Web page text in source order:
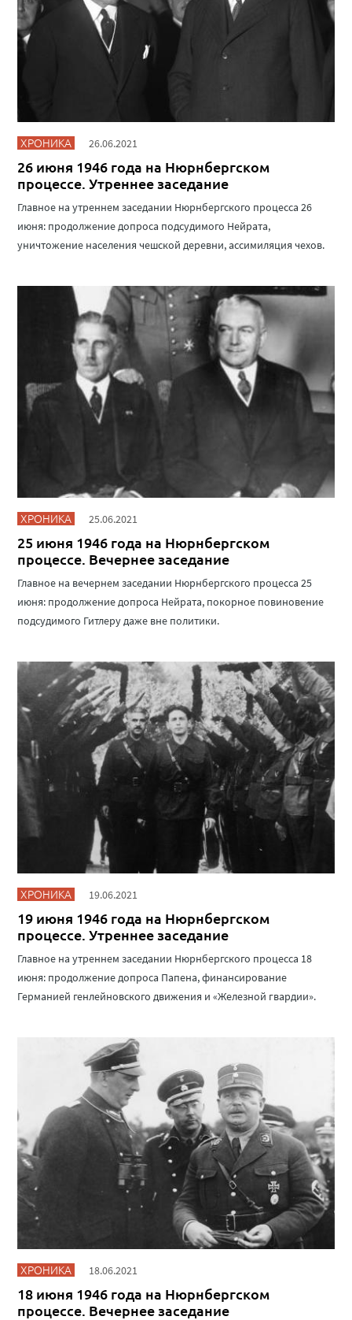
ХРОНИКА 26.06.2021
26 июня 1946 года на Нюрнбергском
процессе. Утреннее заседание
Главное на утреннем заседании Нюрнбергского процесса 26
июня: продолжение допроса подсудимого Нейрата,
уничтожение населения чешской деревни, ассимиляция чехов.
ХРОНИКА 25.06.2021
25 июня 1946 года на Нюрнбергском
процессе. Вечернее заседание
Главное на вечернем заседании Нюрнбергского процесса 25
июня: продолжение допроса Нейрата, покорное повиновение
подсудимого Гитлеру даже вне политики.
ХРОНИКА 19.06.2021
19 июня 1946 года на Нюрнбергском
процессе. Утреннее заседание
Главное на утреннем заседании Нюрнбергского процесса 18
июня: продолжение допроса Папена, финансирование
Германией генлейновского движения и «Железной гвардии».
ХРОНИКА 18.06.2021
18 июня 1946 года на Нюрнбергском
процессе. Вечернее заседание